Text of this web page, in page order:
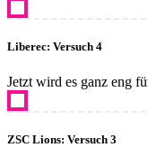
Liberec: Versuch 4
Jetzt wird es ganz eng
ZSC Lions: Versuch 3